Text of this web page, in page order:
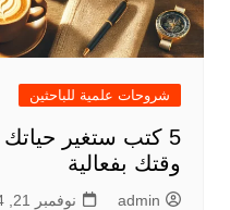
شروحات علمية للباحثين
5 كتب ستغير
وقتك بفعالية
admin نوفمبر 21, 2024